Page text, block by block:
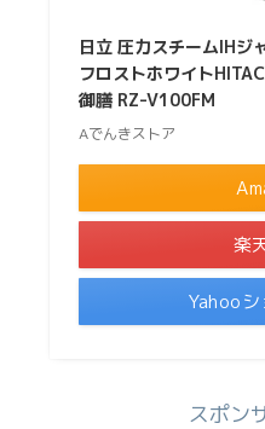
日立 圧力スチームIHジ
フロストホワイト
御膳 RZ-V100FM
Aでんきストア
楽
Yahoo
スポン